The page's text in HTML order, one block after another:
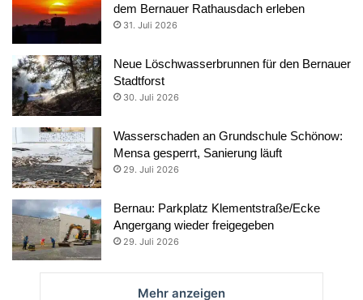
dem Bernauer Rathausdach erleben
31. Juli 2026
Neue Löschwasserbrunnen für den Bernauer
Stadtforst
30. Juli 2026
Wasserschaden an Grundschule Schönow:
Mensa gesperrt, Sanierung läuft
29. Juli 2026
Bernau: Parkplatz Klementstraße/Ecke
Angergang wieder freigegeben
29. Juli 2026
Mehr anzeigen